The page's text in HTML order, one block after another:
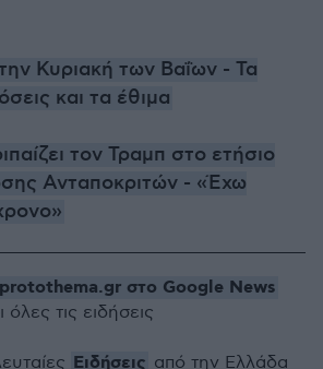
Κυριακή των Βαΐων - Τα
και τα έθιμα
τον Τραμπ στο ετήσιο
Ανταποκριτών - «Έχω
protothema.gr στο Google News
τις ειδήσεις
Ειδήσεις από την Ελλάδα